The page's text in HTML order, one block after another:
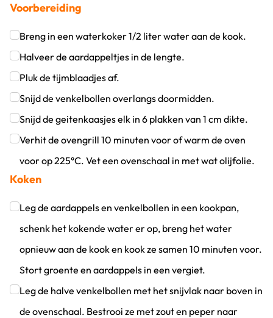
Voorbereiding
Breng in een waterkoker 1/2 liter water aan de kook.
Klik om dit selectievakje aan te vinken
Halveer de aardappeltjes in de lengte.
Klik om dit selectievakje aan te vinken
Pluk de tijmblaadjes af.
Klik om dit selectievakje aan te vinken
Snijd de venkelbollen overlangs doormidden.
Klik om dit selectievakje aan te vinken
Snijd de geitenkaasjes elk in 6 plakken van 1 cm dikte.
Klik om dit selectievakje aan te vinken
Verhit de ovengrill 10 minuten voor of warm de oven
voor op 225°C. Vet een ovenschaal in met wat olijfolie.
Klik om dit selectievakje aan te vinken
Koken
Leg de aardappels en venkelbollen in een kookpan,
schenk het kokende water er op, breng het water
opnieuw aan de kook en kook ze samen 10 minuten voor.
Stort groente en aardappels in een vergiet.
Klik om dit selectievakje aan te vinken
Leg de halve venkelbollen met het snijvlak naar boven in
de ovenschaal. Bestrooi ze met zout en peper naar